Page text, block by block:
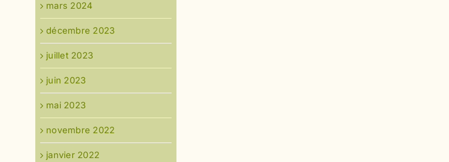
mars 2024
décembre 2023
juillet 2023
juin 2023
mai 2023
novembre 2022
janvier 2022